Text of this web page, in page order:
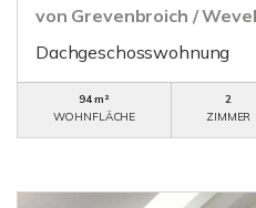
von Grevenbroich /
Dachgeschosswohnung
94 m²
WOHNFLÄCHE
2
ZIMMER